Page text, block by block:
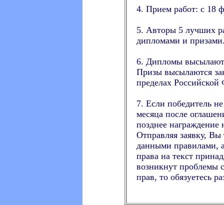
4. Прием работ: с 18
5. Авторы 5 лучших
дипломами и
6. Дипломы
Призы высылаются
пределах Российской
7. Если победитель
месяца после
позднее награждение
Отправляя заявку, Вы
данными правилами,
права на текст
возникнут проблемы
прав, то обязуетесь